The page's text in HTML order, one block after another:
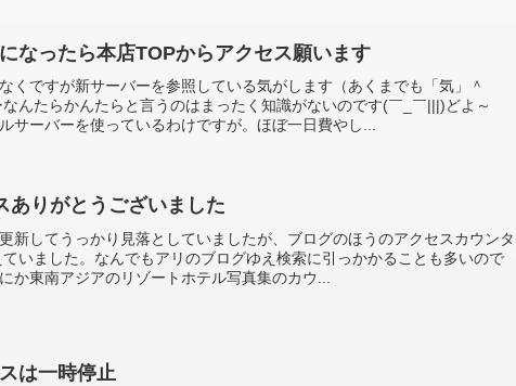
なったら本店TOPからアクセス願います
くですが新サーバーを参照している気がします（あくまでも「気」＾
なんたらかんたらと言うのはまったく知識がないのです(￣_￣|||)どよ～
サーバーを使っているわけですが。ほぼ一日費やし...
ありがとうございました
新してうっかり見落としていましたが、ブログのほうのアクセスカウンタ
いました。なんでもアリのブログゆえ検索に引っかかることも多いので
か東南アジアのリゾートホテル写真集のカウ...
は一時停止